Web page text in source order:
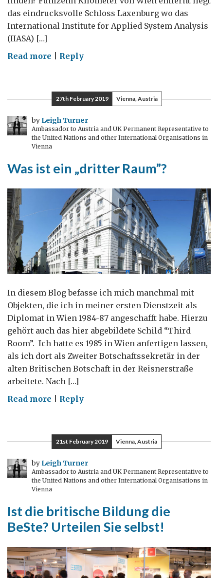
das eindrucksvolle Schloss Laxenburg wo das
International Institute for Applied System Analysis
(IIASA) […]
Read more on
und
Forschung
in
Österreich
Reply
27th February 2019 Vienna, Austria
by Leigh Turner
Ambassador to Austria and UK Permanent Representative to
the United Nations and other International Organisations in
Vienna
Was ist ein „dritter Raum”?
In diesem Blog befasse ich mich manchmal mit
Objekten, die ich in meiner ersten Dienstzeit als
Diplomat in Wien 1984-87 angeschafft habe. Hierzu
gehört auch das hier abgebildete Schild “Third
Room”. Ich hatte es 1985 in Wien anfertigen lassen,
als ich dort als Zweiter Botschaftssekretär in der
alten Britischen Botschaft in der Reisnerstraße
arbeitete. Nach […]
Read more on
ein
„dritter
Raum”?
Reply
21st February 2019 Vienna, Austria
by Leigh Turner
Ambassador to Austria and UK Permanent Representative to
the United Nations and other International Organisations in
Vienna
Ist die britische Bildung die
BeSte? Urteilen Sie selbst!